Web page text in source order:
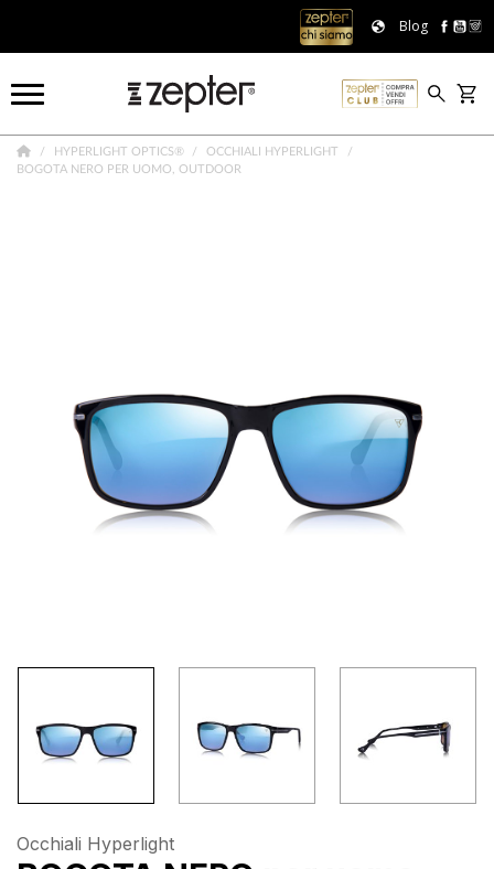
Blog
HYPERLIGHT OPTICS®
OCCHIALI HYPERLIGHT
BOGOTA NERO PER UOMO, OUTDOOR
Occhiali Hyperlight